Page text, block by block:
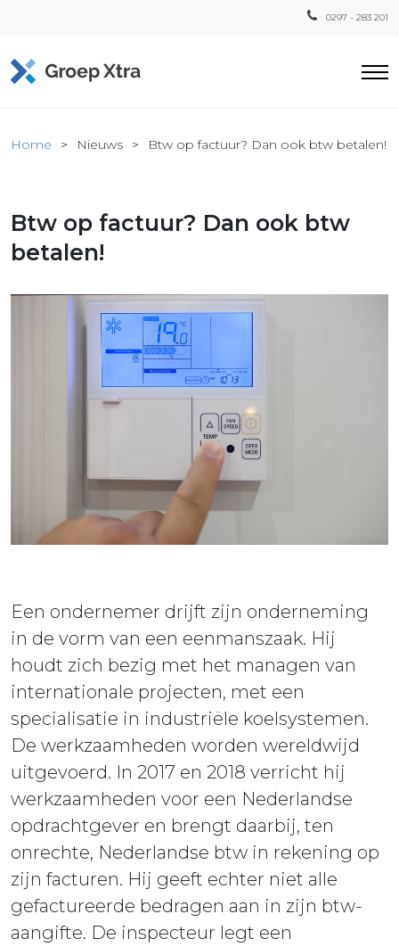
0297 - 283 201
Loon
Home Nieuws Btw op factuur? Dan ook btw betalen!
Btw op factuur? Dan ook btw
betalen!
Een ondernemer drijft zijn onderneming
in de vorm van een eenmanszaak. Hij
houdt zich bezig met het managen van
internationale projecten, met een
specialisatie in industriële koelsystemen.
De werkzaamheden worden wereldwijd
uitgevoerd. In 2017 en 2018 verricht hij
werkzaamheden voor een Nederlandse
opdrachtgever en brengt daarbij, ten
onrechte, Nederlandse btw in rekening op
zijn facturen. Hij geeft echter niet alle
gefactureerde bedragen aan in zijn btw-
aangifte. De inspecteur legt een